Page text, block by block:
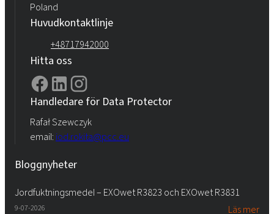
Poland
Huvudkontaktlinje
+48717942000
Hitta oss
Handledare för Data Protector
Rafał Szewczyk
email: iod.rokita@pcc.eu
Bloggnyheter
Jordfuktningsmedel – EXOwet R3823 och EXOwet R3831
9-07-2026 Läs mer